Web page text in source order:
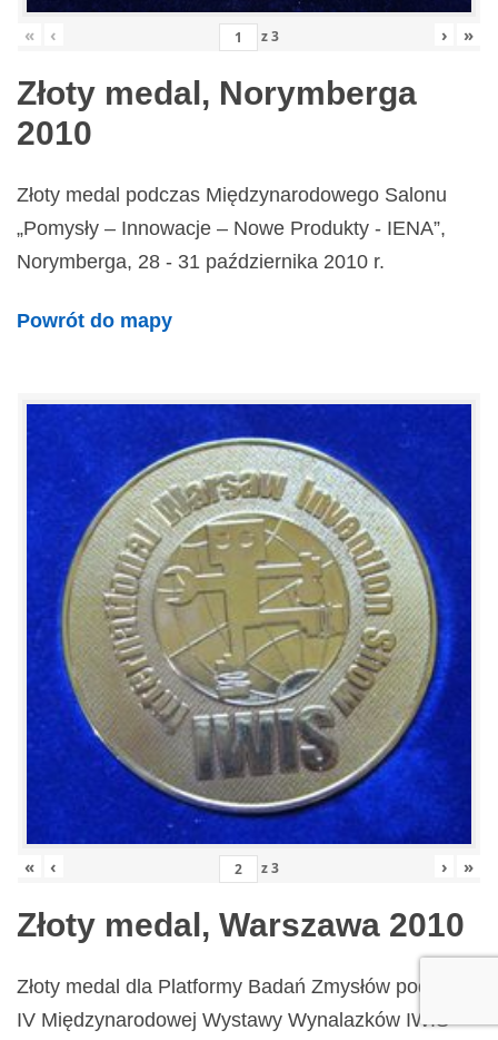
« ‹ z3 › »
Złoty medal, Norymberga
2010
Złoty medal podczas Międzynarodowego Salonu
„Pomysły – Innowacje – Nowe Produkty - IENA”,
Norymberga, 28 - 31 października 2010 r.
Powrót do mapy
« ‹ z3 › »
Złoty medal, Warszawa 2010
Złoty medal dla Platformy Badań Zmysłów podczas
IV Międzynarodowej Wystawy Wynalazków IWIS